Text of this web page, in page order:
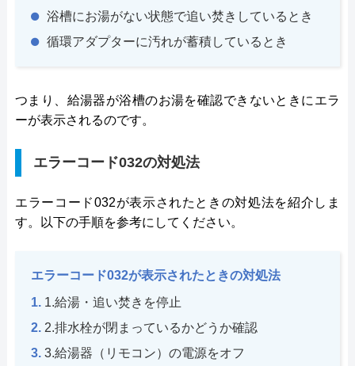
浴槽にお湯がない状態で追い焚きしているとき
循環アダプターに汚れが蓄積しているとき
つまり、給湯器が浴槽のお湯を確認できないときにエラ
ーが表示されるのです。
エラーコード032の対処法
エラーコード032が表示されたときの対処法を紹介しま
す。以下の手順を参考にしてください。
エラーコード032が表示されたときの対処法
1.給湯・追い焚きを停止
2.排水栓が閉まっているかどうか確認
3.給湯器（リモコン）の電源をオフ